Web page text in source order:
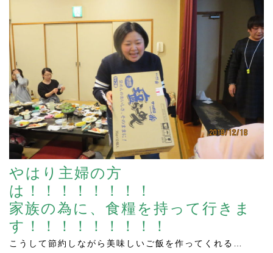
やはり主婦の方
は！！！！！！！！
家族の為に、食糧を持って行きま
す！！！！！！！！！
こうして節約しながら美味しいご飯を作ってくれる…